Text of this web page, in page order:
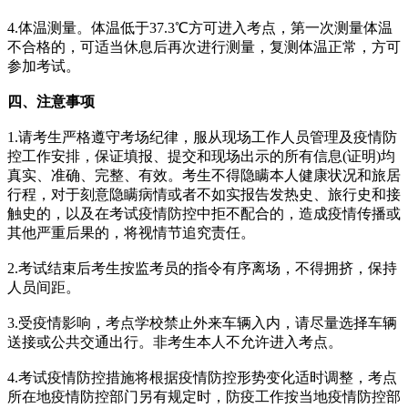
4.体温测量。体温低于37.3℃方可进入考点，第一次测量体温
不合格的，可适当休息后再次进行测量，复测体温正常，方可
参加考试。
四、注意事项
1.请考生严格遵守考场纪律，服从现场工作人员管理及疫情防
控工作安排，保证填报、提交和现场出示的所有信息(证明)均
真实、准确、完整、有效。考生不得隐瞒本人健康状况和旅居
行程，对于刻意隐瞒病情或者不如实报告发热史、旅行史和接
触史的，以及在考试疫情防控中拒不配合的，造成疫情传播或
其他严重后果的，将视情节追究责任。
2.考试结束后考生按监考员的指令有序离场，不得拥挤，保持
人员间距。
3.受疫情影响，考点学校禁止外来车辆入内，请尽量选择车辆
送接或公共交通出行。非考生本人不允许进入考点。
4.考试疫情防控措施将根据疫情防控形势变化适时调整，考点
所在地疫情防控部门另有规定时，防疫工作按当地疫情防控部